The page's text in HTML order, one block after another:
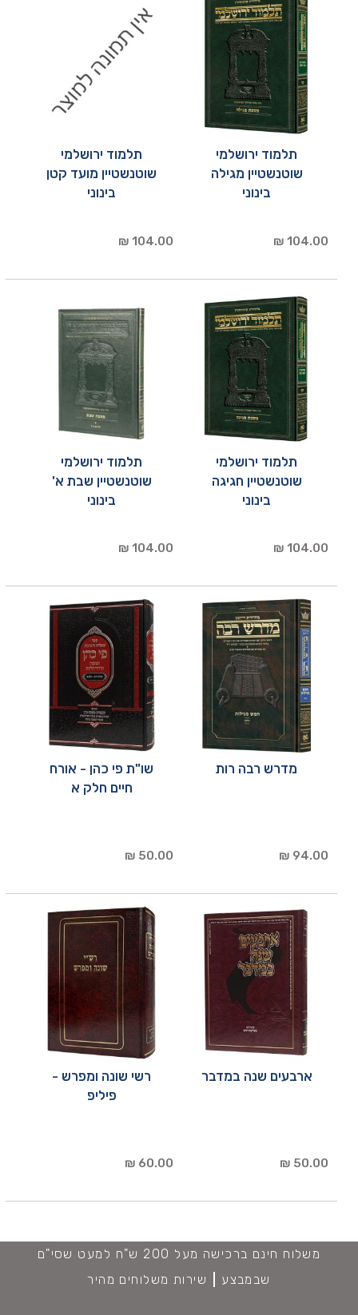
תלמוד ירושלמי
שוטנשטיין מגילה
בינוני
104.00 ₪
תלמוד ירושלמי
שוטנשטיין מועד קטן
בינוני
104.00 ₪
תלמוד ירושלמי
שוטנשטיין חגיגה
בינוני
104.00 ₪
תלמוד ירושלמי
שוטנשטיין שבת א'
בינוני
104.00 ₪
מדרש רבה רות
94.00 ₪
שו"ת פי כהן - אורח
חיים חלק א
50.00 ₪
ארבעים שנה במדבר
50.00 ₪
רשי שונה ומפרש -
פיליפ
60.00 ₪
משלוח חינם ברכישה מעל 200 ש"ח למעט שסי"ם
שבמבצע
שירות משלוחים מהיר